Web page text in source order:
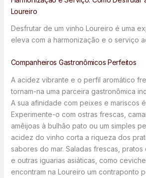
Loureiro
Desfrutar de um vinho Loureiro é uma
eleva com a harmonização e o serviço
Companheiros Gastronômicos Perfeitos
A acidez vibrante e o perfil aromático
tornam-na uma parceira gastronômica
A sua afinidade com peixes e mariscos
Experimente-o com ostras frescas,
amêijoas à bulhão pato ou um simples
acidez do vinho corta a riqueza dos
sabores do mar. Saladas frescas,
e outras iguarias asiáticas, como
encontram na Loureiro um contraponto